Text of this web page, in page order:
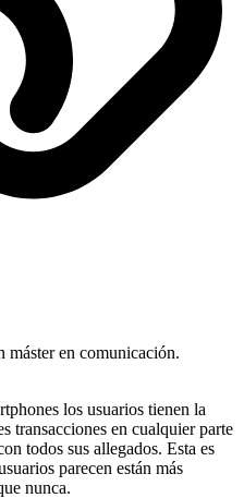
en comunicación.
los usuarios tienen la
transacciones en cualquier parte
todos sus allegados. Esta es
parecen están más
nunca.